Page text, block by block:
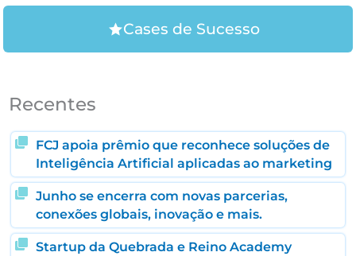
Cases de Sucesso
Recentes
FCJ apoia prêmio que reconhece soluções de
Inteligência Artificial aplicadas ao marketing
Junho se encerra com novas parcerias,
conexões globais, inovação e mais.
Startup da Quebrada e Reino Academy